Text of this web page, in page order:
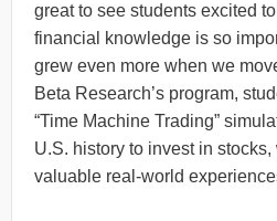
great to see students excited
financial knowledge is so
grew even more when we
Beta Research’s program,
“Time Machine Trading”
U.S. history to invest in
valuable real-world